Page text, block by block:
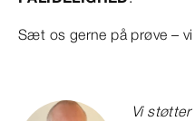
Sæt os gerne på prøve –
Vi støtter